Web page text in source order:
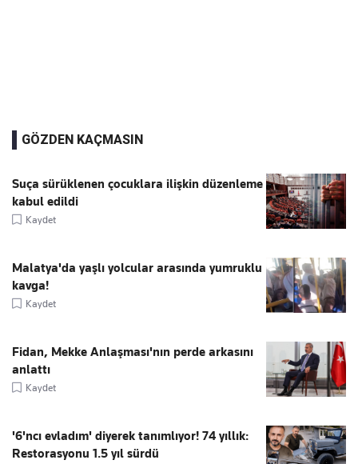
GÖZDEN KAÇMASIN
Suça sürüklenen çocuklara ilişkin düzenleme
kabul edildi
Kaydet
Malatya'da yaşlı yolcular arasında yumruklu
kavga!
Kaydet
Fidan, Mekke Anlaşması'nın perde arkasını
anlattı
Kaydet
'6'ncı evladım' diyerek tanımlıyor! 74 yıllık:
Restorasyonu 1.5 yıl sürdü